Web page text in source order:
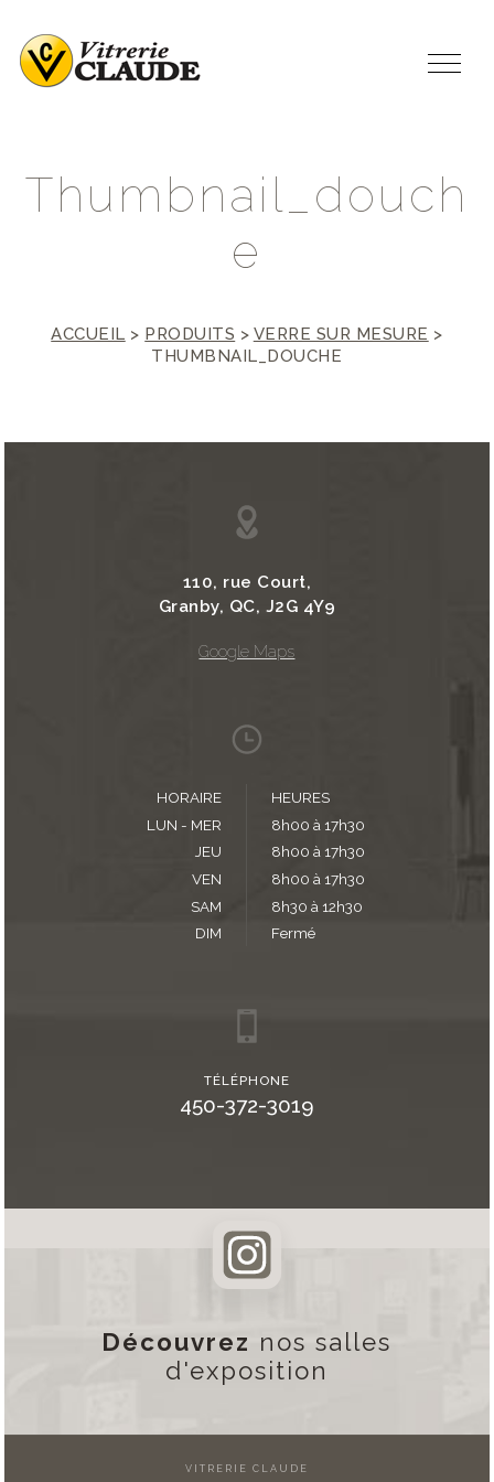
Thumbnai l douch
e
ACCUEIL > PRODUITS > VERRE SUR MESURE >
THUMBNAIL_DOUCHE
110, rue Court,
Granby, QC, J2G 4Y9
Google Maps
HORAIRE
HEURES
LUN - MER
8h00 à 17h30
JEU
8h00 à 17h30
VEN
8h00 à 17h30
SAM
8h30 à 12h30
DIM
Fermé
TÉLÉPHONE
450-372-3019
Découvrez nos salles
d'exposition
VITRERIE CLAUDE